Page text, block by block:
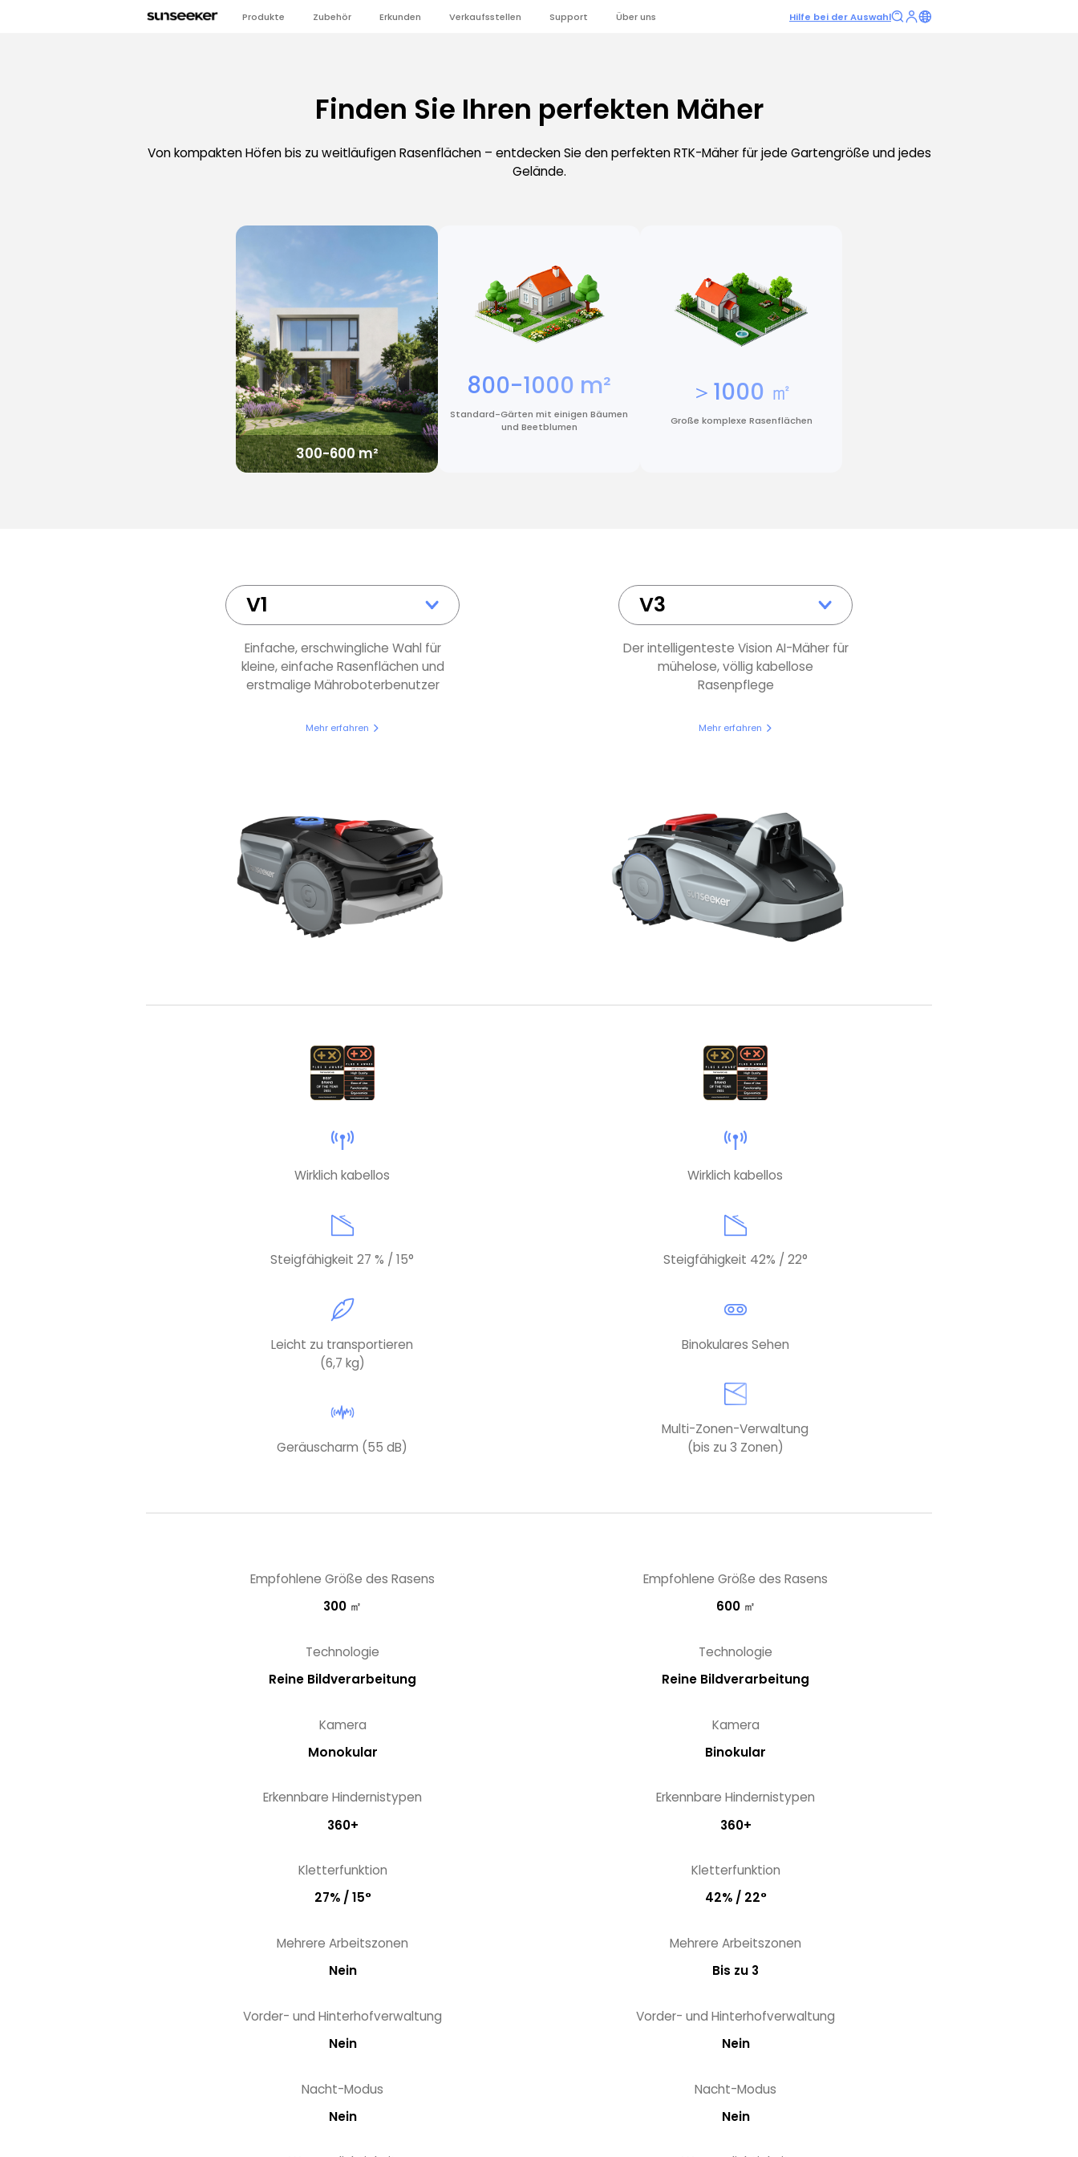
Produkte Zubehör Erkunden Verkaufsstellen Support Über uns Hilfe bei der Auswahl
Finden Sie Ihren perfekten Mäher
Von kompakten Höfen bis zu weitläufigen Rasenflächen – entdecken Sie den perfekten RTK-Mäher für jede Gartengröße und jedes
Gelände.
300-600 m²
Gemütlicher Garten, einfaches Layout
300-600 m²
800-1000 m²
Standard-Gärten mit einigen Bäumen
und Beetblumen
＞1000 ㎡
Große komplexe Rasenflächen
V1
Einfache, erschwingliche Wahl für
kleine, einfache Rasenflächen und
erstmalige Mähroboterbenutzer
Mehr erfahren
V3
Der intelligenteste Vision AI-Mäher für
mühelose, völlig kabellose
Rasenpflege
Mehr erfahren
Wirklich kabellos
Steigfähigkeit 27 % / 15°
Leicht zu transportieren
(6,7 kg)
Geräuscharm (55 dB)
Wirklich kabellos
Steigfähigkeit 42% / 22°
Binokulares Sehen
Multi-Zonen-Verwaltung
(bis zu 3 Zonen)
Empfohlene Größe des Rasens
300 ㎡
Technologie
Reine Bildverarbeitung
Kamera
Monokular
Erkennbare Hindernistypen
360+
Kletterfunktion
27% / 15°
Mehrere Arbeitszonen
Nein
Vorder- und Hinterhofverwaltung
Nein
Nacht-Modus
Nein
Empfohlene Größe des Rasens
600 ㎡
Technologie
Reine Bildverarbeitung
Kamera
Binokular
Erkennbare Hindernistypen
360+
Kletterfunktion
42% / 22°
Mehrere Arbeitszonen
Bis zu 3
Vorder- und Hinterhofverwaltung
Nein
Nacht-Modus
Nein